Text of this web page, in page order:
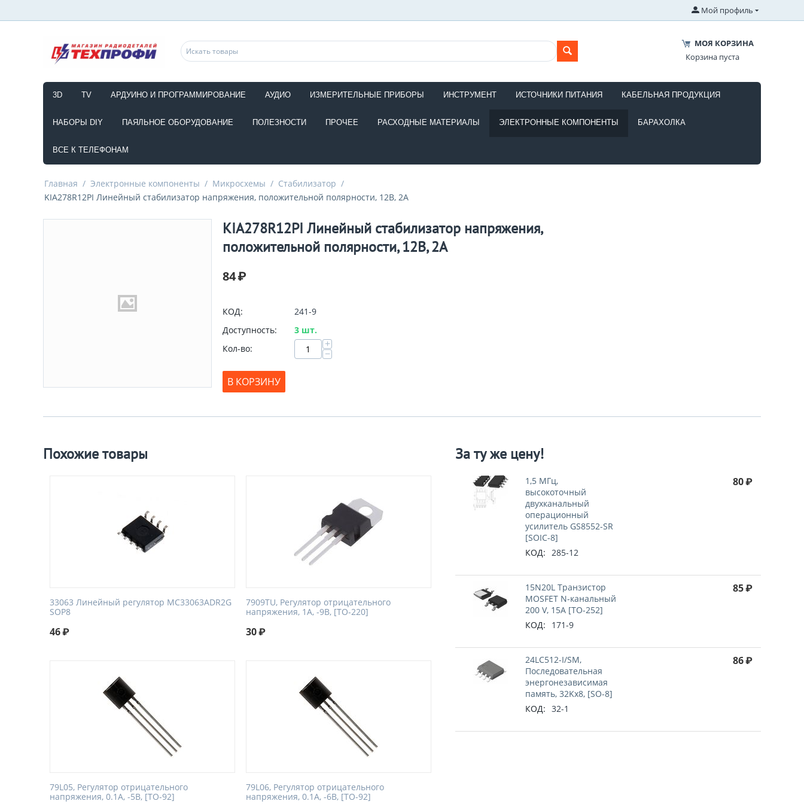
Мой профиль
МОЯ КОРЗИНА
Корзина пуста
3D TV АРДУИНО И ПРОГРАММИРОВАНИЕ АУДИО ИЗМЕРИТЕЛЬНЫЕ ПРИБОРЫ ИНСТРУМЕНТ ИСТОЧНИКИ ПИТАНИЯ КАБЕЛЬНАЯ ПРОДУКЦИЯ
НАБОРЫ DIY ПАЯЛЬНОЕ ОБОРУДОВАНИЕ ПОЛЕЗНОСТИ ПРОЧЕЕ РАСХОДНЫЕ МАТЕРИАЛЫ ЭЛЕКТРОННЫЕ КОМПОНЕНТЫ БАРАХОЛКА
ВСЕ К ТЕЛЕФОНАМ
Главная / Электронные компоненты / Микросхемы / Стабилизатор /
KIA278R12PI Линейный стабилизатор напряжения, положительной полярности, 12В, 2А
KIA278R12PI Линейный стабилизатор напряжения,
положительной полярности, 12В, 2А
84₽
КОД:
241-9
Доступность:
3 шт.
Кол-во:
+
−
В КОРЗИНУ
Похожие товары
33063 Линейный регулятор MC33063ADR2G
SOP8
46₽
7909TU, Регулятор отрицательного
напряжения, 1А, -9В, [TO-220]
30₽
79L05, Регулятор отрицательного
напряжения, 0.1А, -5В, [TO-92]
79L06, Регулятор отрицательного
напряжения, 0.1А, -6В, [TO-92]
За ту же цену!
1,5 МГц,
высокоточный
двухканальный
операционный
усилитель GS8552-SR
[SOIC-8]
КОД: 285-12
80₽
15N20L Транзистор
MOSFET N-канальный
200 V, 15A [TO-252]
КОД:
171-9
85₽
24LC512-I/SM,
Последовательная
энергонезависимая
память, 32Kx8, [SO-8]
КОД: 32-1
86₽